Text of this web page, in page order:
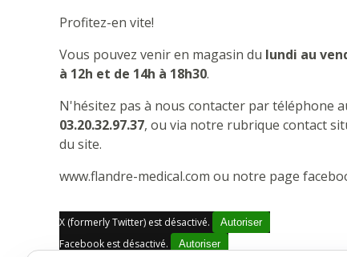
Profitez-en vite!
Vous pouvez venir en magasin du lundi au
à 12h et de 14h à 18h30.
N'hésitez pas à nous contacter par téléphone
03.20.32.97.37, ou via notre rubrique contact
du site.
www.flandre-medical.com ou notre page
X (formerly Twitter) est désactivé. Autoriser
Facebook est désactivé. Autoriser